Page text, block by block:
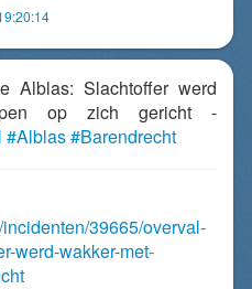
Alblas: Slachtoffer werd
op zich gericht -
#Alblas#Barendrecht
39665/overval-
werd-wakker-met-